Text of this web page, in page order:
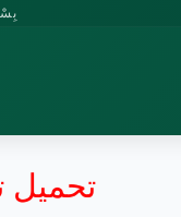
تحميل